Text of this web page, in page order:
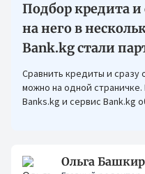
Подбор кредита
на него в
Bank.kg стали
Сравнить кредиты и сразу
можно на одной
Banks.kg и сервис Bank.kg
Ольга